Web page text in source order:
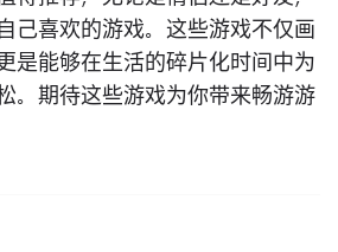
己喜欢的游戏。这些游戏不仅画
是能够在生活的碎片化时间中为
。期待这些游戏为你带来畅游游